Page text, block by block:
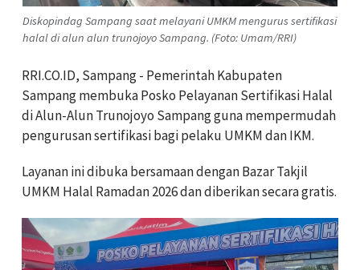
Diskopindag Sampang saat melayani UMKM mengurus sertifikasi
halal di alun alun trunojoyo Sampang. (Foto: Umam/RRI)
RRI.CO.ID, Sampang - Pemerintah Kabupaten
Sampang membuka Posko Pelayanan Sertifikasi Halal
di Alun-Alun Trunojoyo Sampang guna mempermudah
pengurusan sertifikasi bagi pelaku UMKM dan IKM.
Layanan ini dibuka bersamaan dengan Bazar Takjil
UMKM Halal Ramadan 2026 dan diberikan secara gratis.